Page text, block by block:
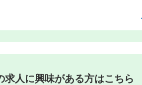
求人に興味がある方はこちら